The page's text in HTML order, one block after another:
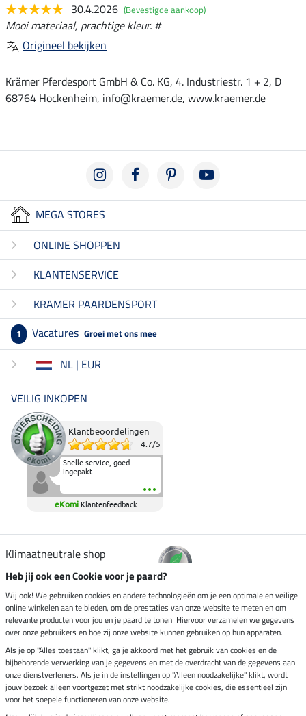
30.4.2026 (Bevestigde aankoop)
Mooi materiaal, prachtige kleur. #
Origineel bekijken
Krämer Pferdesport GmbH & Co. KG, 4. Industriestr. 1 + 2, D
68764 Hockenheim, info@kraemer.de, www.kraemer.de
MEGA STORES
ONLINE SHOPPEN
KLANTENSERVICE
KRAMER PAARDENSPORT
1 Vacatures Groei met ons mee
NL | EUR
VEILIG INKOPEN
Klantbeoordelingen
4.7/5
Snelle service, goed
ingepakt.
eKomi Klantenfeedback
Klimaatneutrale shop
Verzending per
Veilig betalen met
Impressum
Heb jij ook een Cookie voor je paard?
Wij ook! We gebruiken cookies en andere technologieën om je een optimale en veilige
online winkelen aan te bieden, om de prestaties van onze website te meten en om
relevante producten voor jou en je paard te tonen! Hiervoor verzamelen we gegevens
over onze gebruikers en hoe zij onze website kunnen gebruiken op hun apparaten.
Als je op "Alles toestaan" klikt, ga je akkoord met het gebruik van cookies en de
bijbehorende verwerking van je gegevens en met de overdracht van de gegevens aan
onze dienstverleners. Als je in de instellingen op "Alleen noodzakelijke" klikt, wordt
jouw bezoek alleen voortgezet met strikt noodzakelijke cookies, die essentieel zijn
voor het soepele functioneren van onze website.